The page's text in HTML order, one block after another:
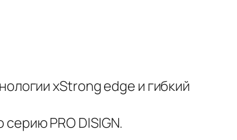
xStrong edge и гибкий
PRO DISIGN.